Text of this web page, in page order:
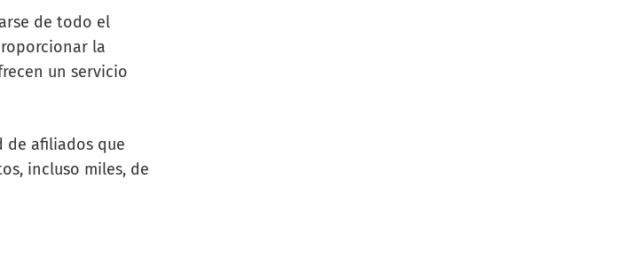
de todo el
la
un servicio
de afiliados que
incluso miles, de